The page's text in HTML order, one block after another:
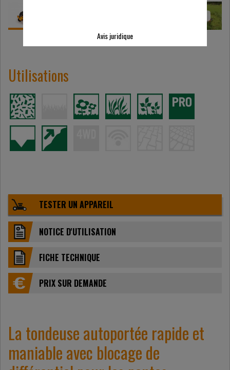
Utilisations
TESTER UN APPAREIL
NOTICE D'UTILISATION
FICHE TECHNIQUE
PRIX ​​SUR DEMANDE
La tondeuse autoportée rapide et
maniable avec blocage de
Avis juridique